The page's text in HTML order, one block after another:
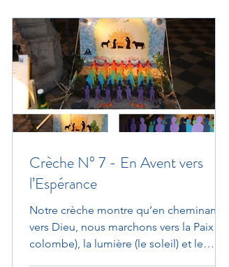
Crèche N° 7 - En Avent vers
l’Espérance
Notre crèche montre qu’en cheminant
vers Dieu, nous marchons vers la Paix (la
colombe), la lumière (le soleil) et le